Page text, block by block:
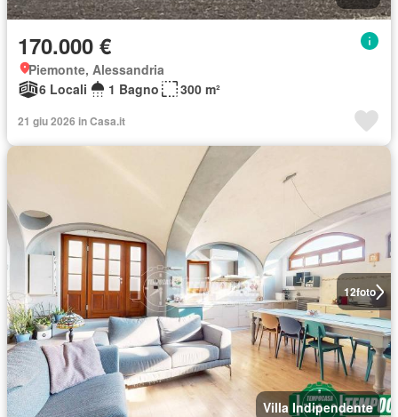
170.000 €
Piemonte, Alessandria
6 Locali
1 Bagno 300 m²
21 giu 2026 in Casa.it
12foto
Villa Indipendente